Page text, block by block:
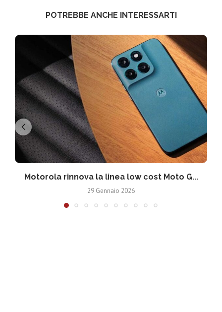
POTREBBE ANCHE INTERESSARTI
Motorola rinnova la linea low cost Moto G...
29 Gennaio 2026